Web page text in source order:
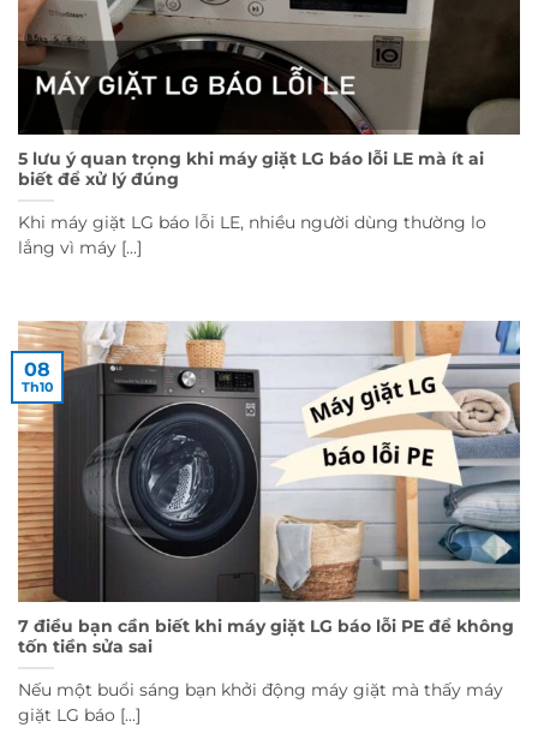
5 lưu ý quan trọng khi máy giặt LG báo lỗi LE mà ít ai
biết để xử lý đúng
Khi máy giặt LG báo lỗi LE, nhiều người dùng thường lo
lắng vì máy [...]
7 điều bạn cần biết khi máy giặt LG báo lỗi PE để không
tốn tiền sửa sai
Nếu một buổi sáng bạn khởi động máy giặt mà thấy máy
giặt LG báo [...]
08
Th10